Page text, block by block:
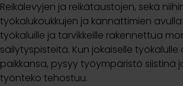
Reikälevyjen ja reikätaustojen, sekä
työkalukoukkujen ja kannattimien
työkaluille ja tarvikkeille rakennettua
säilytyspisteitä. Kun jokaiselle
paikkansa, pysyy työympäristö siistinä
työnteko tehostuu.